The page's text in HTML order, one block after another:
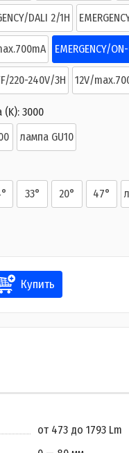
DALI 2/1H
EMERGENCY/
220-240V/3H 12V/
(K): 3000
лампа GU10
33° 20° 47°
Купить
от 473 до 1793 Lm